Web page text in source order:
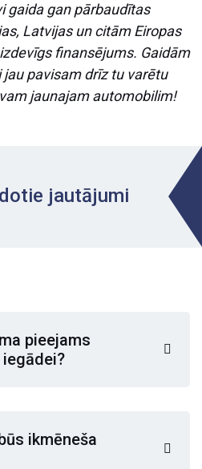
gaida gan pārbaudītas
Latvijas un citām Eiropas
finansējums. Gaidām
pavisam drīz tu varētu
jaunajam automobilim!
jautājumi
pieejams
ikmēneša